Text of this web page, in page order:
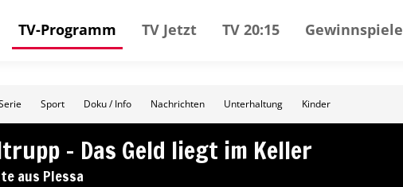
TV-Programm TV Jetzt TV 20:15 Gewinnspiele
Sport Doku / Info Nachrichten Unterhaltung Kinder
– Das Geld liegt im Keller
aus Plessa